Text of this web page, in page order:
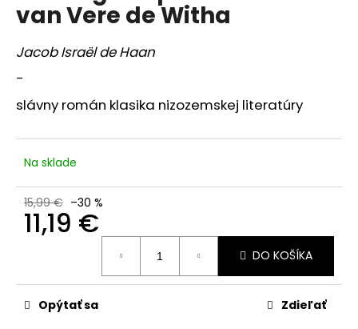
0,0
hviezdičiek.
van Vere de Witha
Jacob Israël de Haan
-
slávny román klasika nizozemskej literatúry
Na sklade
15,99 € –30 %
11,19 €
DO KOŠÍKA
Opýtať sa Zdieľať
á
s
ť
?
HĽADAŤ
p
o